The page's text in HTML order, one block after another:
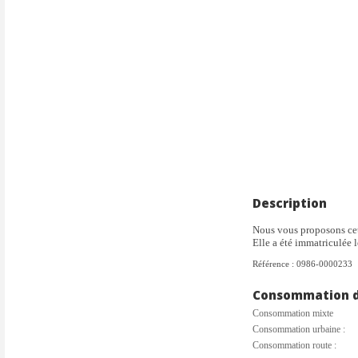
Description
Nous vous proposons
Elle a été immatriculée
Référence : 0986-0000233
Consommation
Consommation mixte
Consommation urbaine :
Consommation route :